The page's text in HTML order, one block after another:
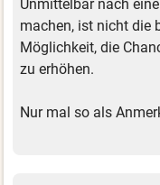
Unmittelbar nach
machen, ist nicht die
Möglichkeit, die
zu erhöhen.
Nur mal so als